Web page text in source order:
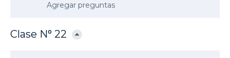
Agregar preguntas
Clase N° 22